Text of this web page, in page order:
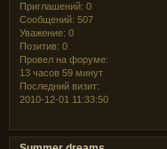
Приглашений: 0
Сообщений: 507
Уважение: 0
Позитив: 0
Провел на форуме:
13 часов 59 минут
Последний визит:
2010-12-01 11:33:50